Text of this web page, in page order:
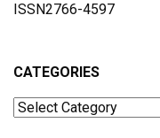
ISSN2766-4597
CATEGORIES
Categories